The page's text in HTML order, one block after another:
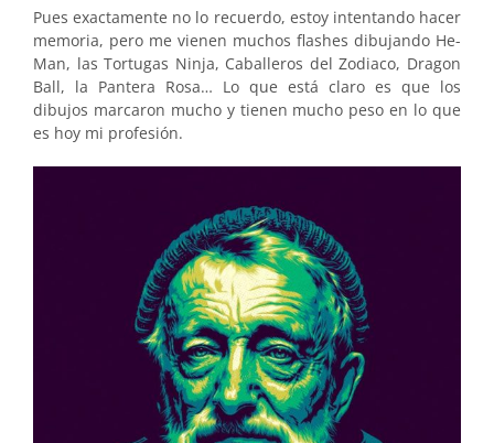
Pues exactamente no lo recuerdo, estoy intentando hacer
memoria, pero me vienen muchos flashes dibujando He-
Man, las Tortugas Ninja, Caballeros del Zodiaco, Dragon
Ball, la Pantera Rosa… Lo que está claro es que los
dibujos marcaron mucho y tienen mucho peso en lo que
es hoy mi profesión.